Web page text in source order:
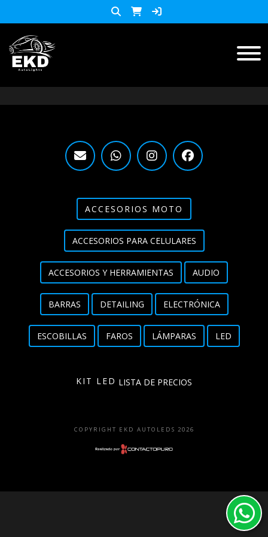
ACCESORIOS MOTO
Accesorios y herramientas
Audio
Barras
Detailing
Electrónica
Escobillas
Lista de PreciosACCESORIOS MOTO
ACCESORIOS PARA CELULARES
ACCESORIOS Y HERRAMIENTAS AUDIO
BARRAS DETAILING ELECTRÓNICA
ESCOBILLAS FAROS LÁMPARAS LED
KIT LED LISTA DE PRECIOS
COPYRIGHT EKD AUTOLEDS 2026